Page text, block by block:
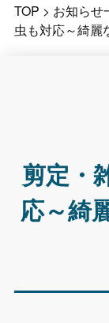
TOP > お知らせ
虫も対応～綺麗
剪定・
応～綺